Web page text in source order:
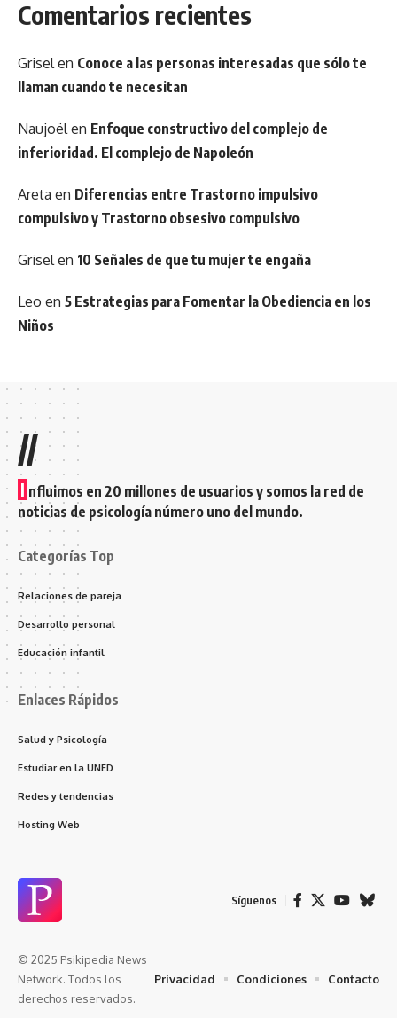
Comentarios recientes
Griselen Conoce a las personas interesadas que sólo te
llaman cuando te necesitan
Naujoëlen Enfoque constructivo del complejo de
inferioridad. El complejo de Napoleón
Areta en Diferencias entre Trastorno impulsivo
compulsivo y Trastorno obsesivo compulsivo
Griselen 10 Señales de que tu mujer te engaña
Leo en 5 Estrategias para Fomentar la Obediencia en los
Niños
//
I nfluimos en 20 millones de usuarios y somos la red de
noticias de psicología número uno del mundo.
Categorías Top
Relaciones de pareja
Desarrollo personal
Educación infantil
Enlaces Rápidos
Salud y Psicología
Estudiar en la UNED
Redes y tendencias
Hosting Web
Síguenos
© 2025 Psikipedia News
Network. Todos los
derechos reservados.
Privacidad Condiciones Contacto